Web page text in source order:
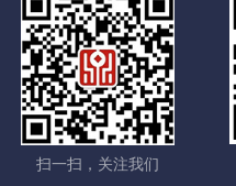
扫一扫，关注我们